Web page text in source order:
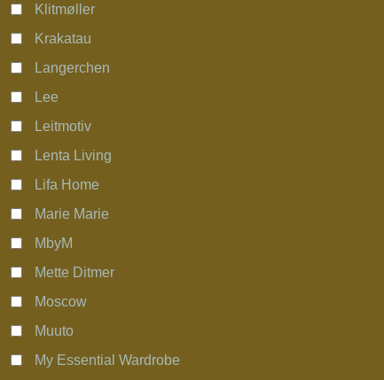
Klitmøller
Krakatau
Langerchen
Lee
Leitmotiv
Lenta Living
Lifa Home
Marie Marie
MbyM
Mette Ditmer
Moscow
Muuto
My Essential Wardrobe